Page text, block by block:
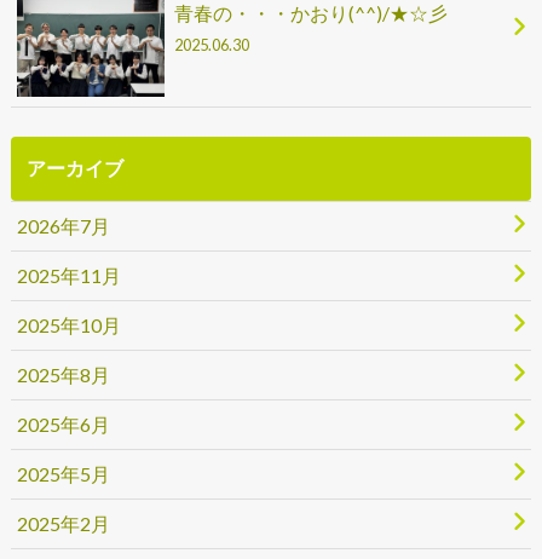
青春の・・・かおり(^^)/★☆彡
2025.06.30
アーカイブ
2026年7月
2025年11月
2025年10月
2025年8月
2025年6月
2025年5月
2025年2月